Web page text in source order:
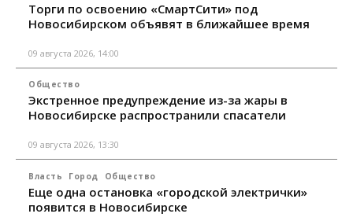
Торги по освоению «СмартСити» под
Новосибирском объявят в ближайшее время
09 августа 2026, 14:00
Общество
Экстренное предупреждение из-за жары в
Новосибирске распространили спасатели
09 августа 2026, 13:30
Власть Город Общество
Еще одна остановка «городской электрички»
появится в Новосибирске